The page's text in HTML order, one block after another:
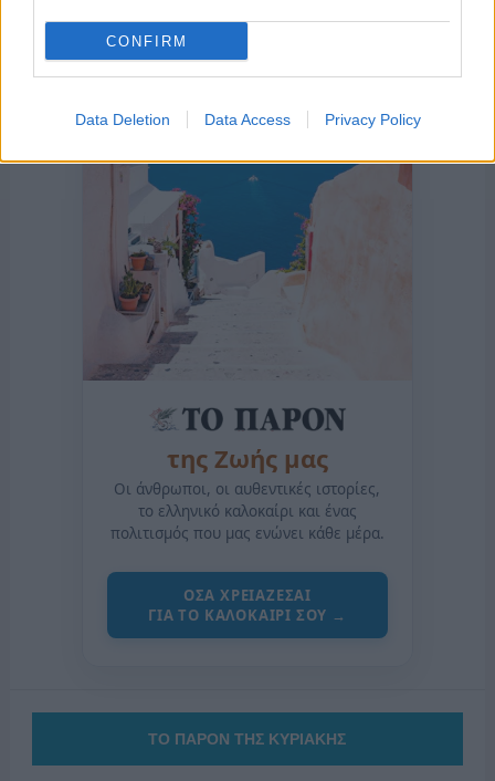
CONFIRM
Data Deletion Data Access Privacy Policy
Η ΣΤΗΛΗ ΜΑΣ
της Ζωής μας
Οι άνθρωποι, οι αυθεντικές ιστορίες,
το ελληνικό καλοκαίρι και ένας
πολιτισμός που μας ενώνει κάθε μέρα.
ΟΣΑ ΧΡΕΙΑΖΕΣΑΙ
ΓΙΑ ΤΟ ΚΑΛΟΚΑΙΡΙ ΣΟΥ →
ΤΟ ΠΑΡΟΝ ΤΗΣ ΚΥΡΙΑΚΗΣ